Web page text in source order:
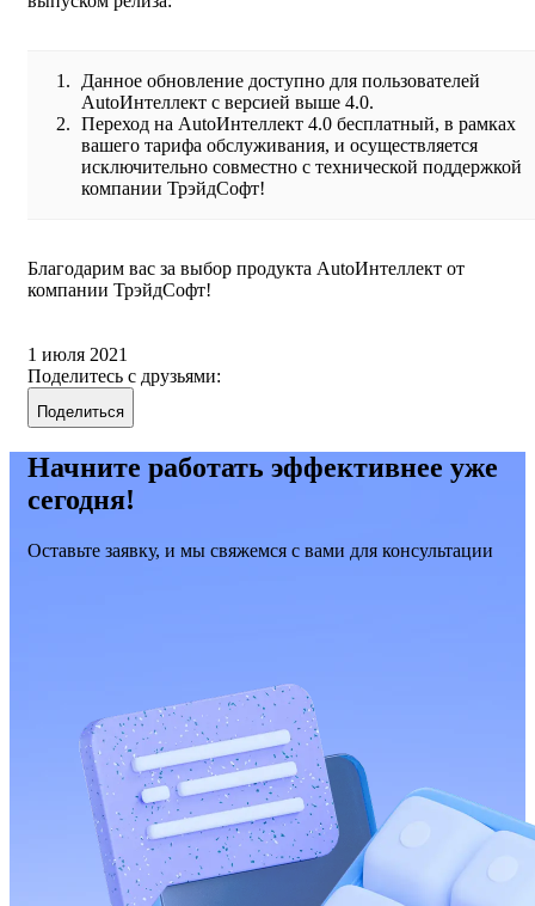
Данное обновление доступно для пользователей
AutoИнтеллект с версией выше 4.0.
Переход на AutoИнтеллект 4.0 бесплатный, в рамках
вашего тарифа обслуживания, и осуществляется
исключительно совместно с технической поддержкой
компании ТрэйдСофт!
Благодарим вас за выбор продукта AutoИнтеллект от
компании ТрэйдСофт!
1 июля 2021
Поделитесь с друзьями:
Поделиться
Начните работать эффективнее уже
сегодня!
Оставьте заявку, и мы свяжемся с вами для консультации